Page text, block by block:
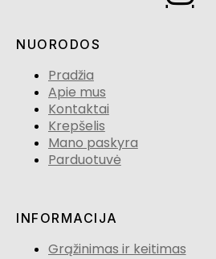
NUORODOS
Pradžia
Apie mus
Kontaktai
Krepšelis
Mano paskyra
Parduotuvė
INFORMACIJA
Grąžinimas ir keitimas